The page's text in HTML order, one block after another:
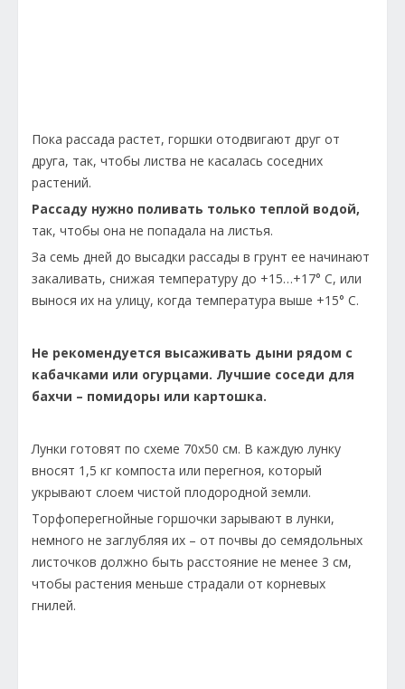
Пока рассада растет, горшки отодвигают друг от
друга, так, чтобы листва не касалась соседних
растений.
Рассаду нужно поливать только теплой водой,
так, чтобы она не попадала на листья.
За семь дней до высадки рассады в грунт ее начинают
закаливать, снижая температуру до +15…+17° С, или
вынося их на улицу, когда температура выше +15° С.
Не рекомендуется высаживать дыни рядом с
кабачками или огурцами. Лучшие соседи для
бахчи – помидоры или картошка.
Лунки готовят по схеме 70х50 см. В каждую лунку
вносят 1,5 кг компоста или перегноя, который
укрывают слоем чистой плодородной земли.
Торфоперегнойные горшочки зарывают в лунки,
немного не заглубляя их – от почвы до семядольных
листочков должно быть расстояние не менее 3 см,
чтобы растения меньше страдали от корневых
гнилей.